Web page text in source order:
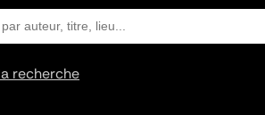
recherche